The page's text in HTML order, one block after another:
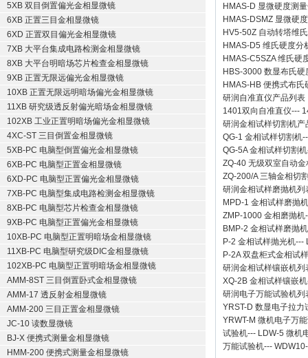
5XB 双目倒置偏光金相显微镜
6XB 正置三目金相显微镜
6XD 正置双目偏光金相显微镜
7XB 大平台集成电路检测金相显微镜
8XB 大平台明暗场芯片检查金相显微镜
9XB 正置无限远偏光金相显微镜
10XB 正置无限远明暗场偏光金相显微镜
11XB 研究级透反射偏光暗场金相显微镜
102XB 工业正置明暗场偏光金相显微镜
4XC-ST 三目倒置金相显微镜
5XB-PC 电脑型倒置偏光金相显微镜
6XB-PC 电脑型正置金相显微镜
6XD-PC 电脑型正置偏光金相显微镜
7XB-PC 电脑型集成电路检测金相显微镜
8XB-PC 电脑型芯片检查金相显微镜
9XB-PC 电脑型正置偏光金相显微镜
10XB-PC 电脑型正置明暗场金相显微镜
11XB-PC 电脑型研究级DIC金相显微镜
102XB-PC 电脑型正置明暗场金相显微镜
AMM-8ST 三目倒置卧式金相显微镜
AMM-17 透反射金相显微镜
AMM-200 三目正置金相显微镜
JC-10 读数显微镜
BJ-X 便携式测量金相显微镜
HMM-200 便携式测量金相显微镜
HMAS-D 显微硬度测
HMAS-DSMZ 显微硬
HV5-50Z 自动转塔维
HMAS-D5 维氏硬度分
HMAS-C5SZA 维氏硬
HBS-3000 数显布氏硬
HMAS-HB 便携式布氏
研润自准直仪产品列表
1401双向自准直仪---
研润金相试样切割机产
QG-1 金相试样切割机
QG-5A 金相试样切割机
ZQ-40 无级双室自动金
ZQ-200/A 三轴金相切
研润金相试样磨抛机列
MPD-1 金相试样磨抛机
ZMP-1000 金相磨抛机
BMP-2 金相试样磨抛机
P-2 金相试样抛光机---
P-2A 双盘柜式金相试
研润金相试样镶嵌机列
XQ-2B 金相试样镶嵌机
研润电子万能试验机列
YRST-D 数显电子拉力
YRWT-M 微机电子万
试验机--- LDW-5 微机
万能试验机---